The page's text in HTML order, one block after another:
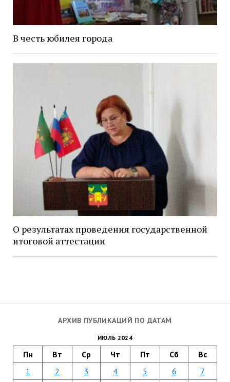
АРХИВ ПУБЛИКАЦИЙ ПО ДАТАМ
ИЮЛЬ 2024
Пн Вт Ср Чт Пт Сб Вс
1 2 3 4 5 6
7
В честь юбилея города
О результатах проведения государственной
итоговой аттестации